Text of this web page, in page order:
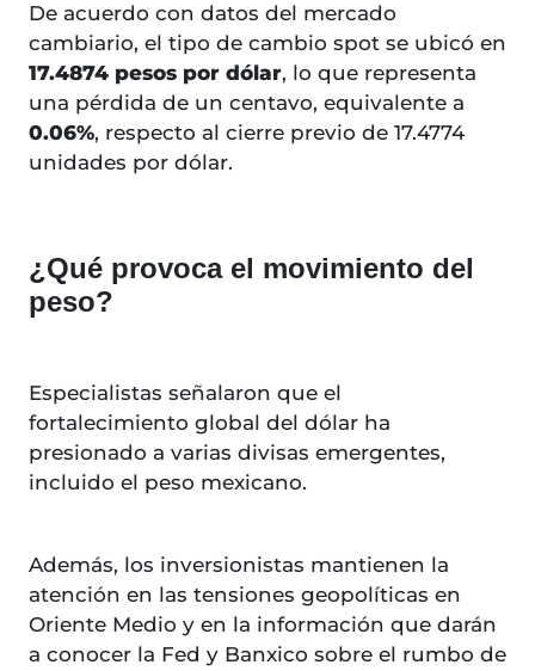
De acuerdo con datos del mercado
cambiario, el tipo de cambio spot se ubicó en
17.4874 pesos por dólar, lo que representa
una pérdida de un centavo, equivalente a
0.06%, respecto al cierre previo de 17.4774
unidades por dólar.
¿Qué provoca el movimiento del
peso?
Especialistas señalaron que el
fortalecimiento global del dólar ha
presionado a varias divisas emergentes,
incluido el peso mexicano.
Además, los inversionistas mantienen la
atención en las tensiones geopolíticas en
Oriente Medio y en la información que darán
a conocer la Fed y Banxico sobre el rumbo de